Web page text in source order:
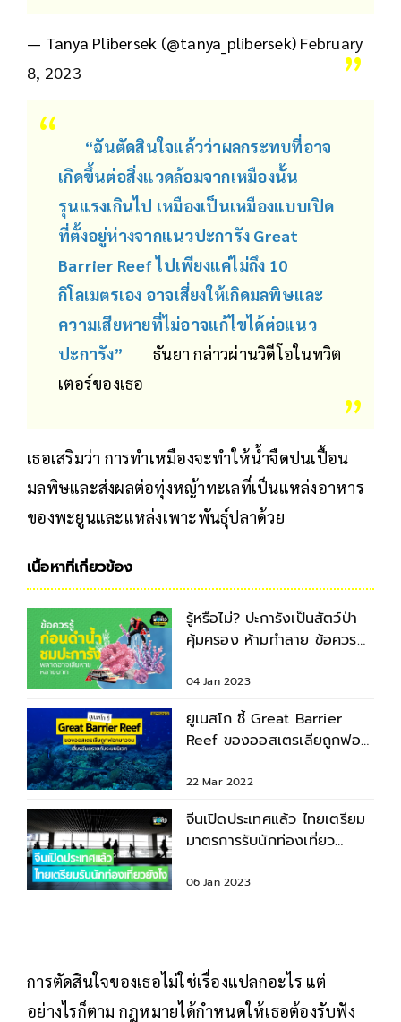
— Tanya Plibersek (@tanya_plibersek) February
8, 2023
“ฉันตัดสินใจแล้วว่าผลกระทบที่อาจ
เกิดขึ้นต่อสิ่งแวดล้อมจากเหมืองนั้น
รุนแรงเกินไป เหมืองเป็นเหมืองแบบเปิด
ที่ตั้งอยู่ห่างจากแนวปะการัง Great
Barrier Reef ไปเพียงแค่ไม่ถึง 10
กิโลเมตรเอง อาจเสี่ยงให้เกิดมลพิษและ
ความเสียหายที่ไม่อาจแก้ไขได้ต่อแนว
ปะการัง”
ธันยา กล่าวผ่านวิดีโอในทวิต
เตอร์ของเธอ
เธอเสริมว่า การทำเหมืองจะทำให้น้ำจืดปนเปื้อน
มลพิษและส่งผลต่อทุ่งหญ้าทะเลที่เป็นแหล่งอาหาร
ของพะยูนและแหล่งเพาะพันธุ์ปลาด้วย
เนื้อหาที่เกี่ยวข้อง
รู้หรือไม่? ปะการังเป็นสัตว์ป่า
คุ้มครอง ห้ามทำลาย ข้อควร
04 Jan 2023
ยูเนสโก ชี้ Great Barrier
Reef ของออสเตรเลียถูกฟอก
22 Mar 2022
จีนเปิดประเทศแล้ว ไทยเตรียม
มาตรการรับนักท่องเที่ยว
06 Jan 2023
การตัดสินใจของเธอไม่ใช่เรื่องแปลกอะไร แต่
อย่างไรก็ตาม กฎหมายได้กำหนดให้เธอต้องรับฟัง